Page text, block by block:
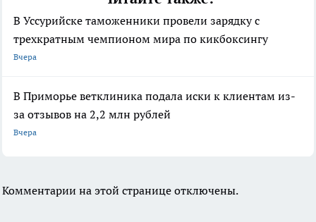
В Уссурийске таможенники провели зарядку с
трехкратным чемпионом мира по кикбоксингу
Вчера
В Приморье ветклиника подала иски к клиентам из-
за отзывов на 2,2 млн рублей
Вчера
Комментарии на этой странице отключены.